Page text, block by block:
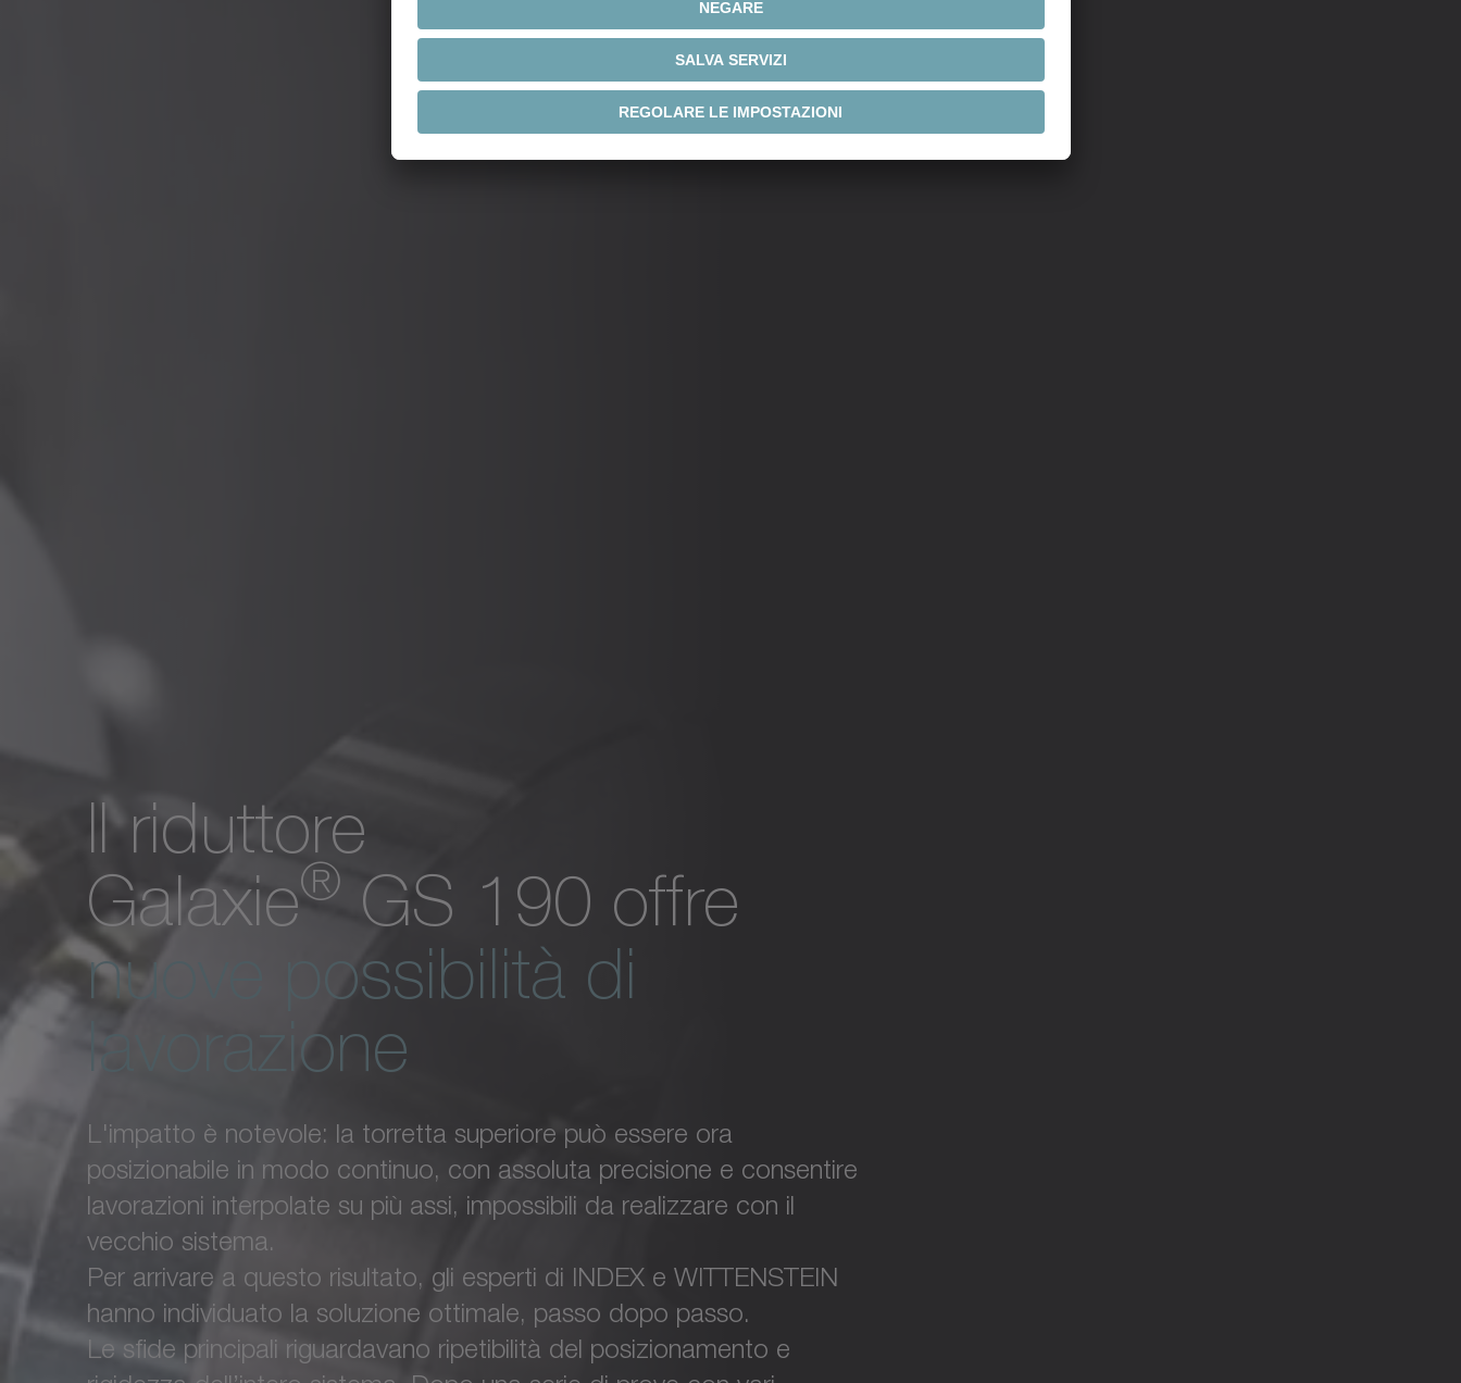
Il riduttore
Galaxie® GS 190 offre
nuove possibilità di
lavorazione
L'impatto è notevole: la torretta superiore può essere ora
posizionabile in modo continuo, con assoluta precisione e consentire
lavorazioni interpolate su più assi, impossibili da realizzare con il
vecchio sistema.
Per arrivare a questo risultato, gli esperti di INDEX e WITTENSTEIN
hanno individuato la soluzione ottimale, passo dopo passo.
Le sfide principali riguardavano ripetibilità del posizionamento e